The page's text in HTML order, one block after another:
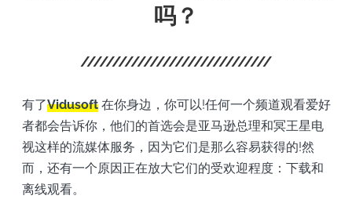
吗？
有了Vidusoft在你身边，你可以!任何一个频道观看爱好
者都会告诉你，他们的首选会是亚马逊总理和冥王星电
视这样的流媒体服务，因为它们是那么容易获得的!然
而，还有一个原因正在放大它们的受欢迎程度：下载和
离线观看。